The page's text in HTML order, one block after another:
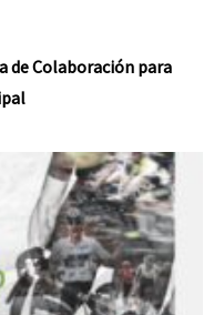
de Colaboración para